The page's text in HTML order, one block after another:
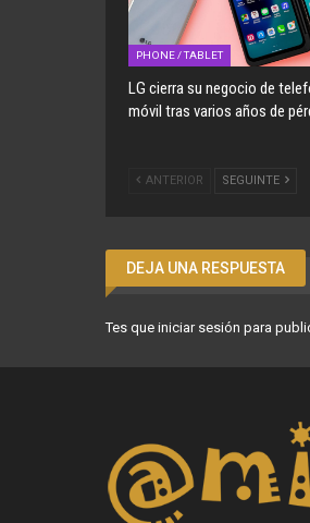
PHONE / TABLET
LG cierra su negocio de
móvil tras varios años de
ANTERIOR SEGUINTE
DEJA UNA RESPUESTA
Tes que iniciar sesión para